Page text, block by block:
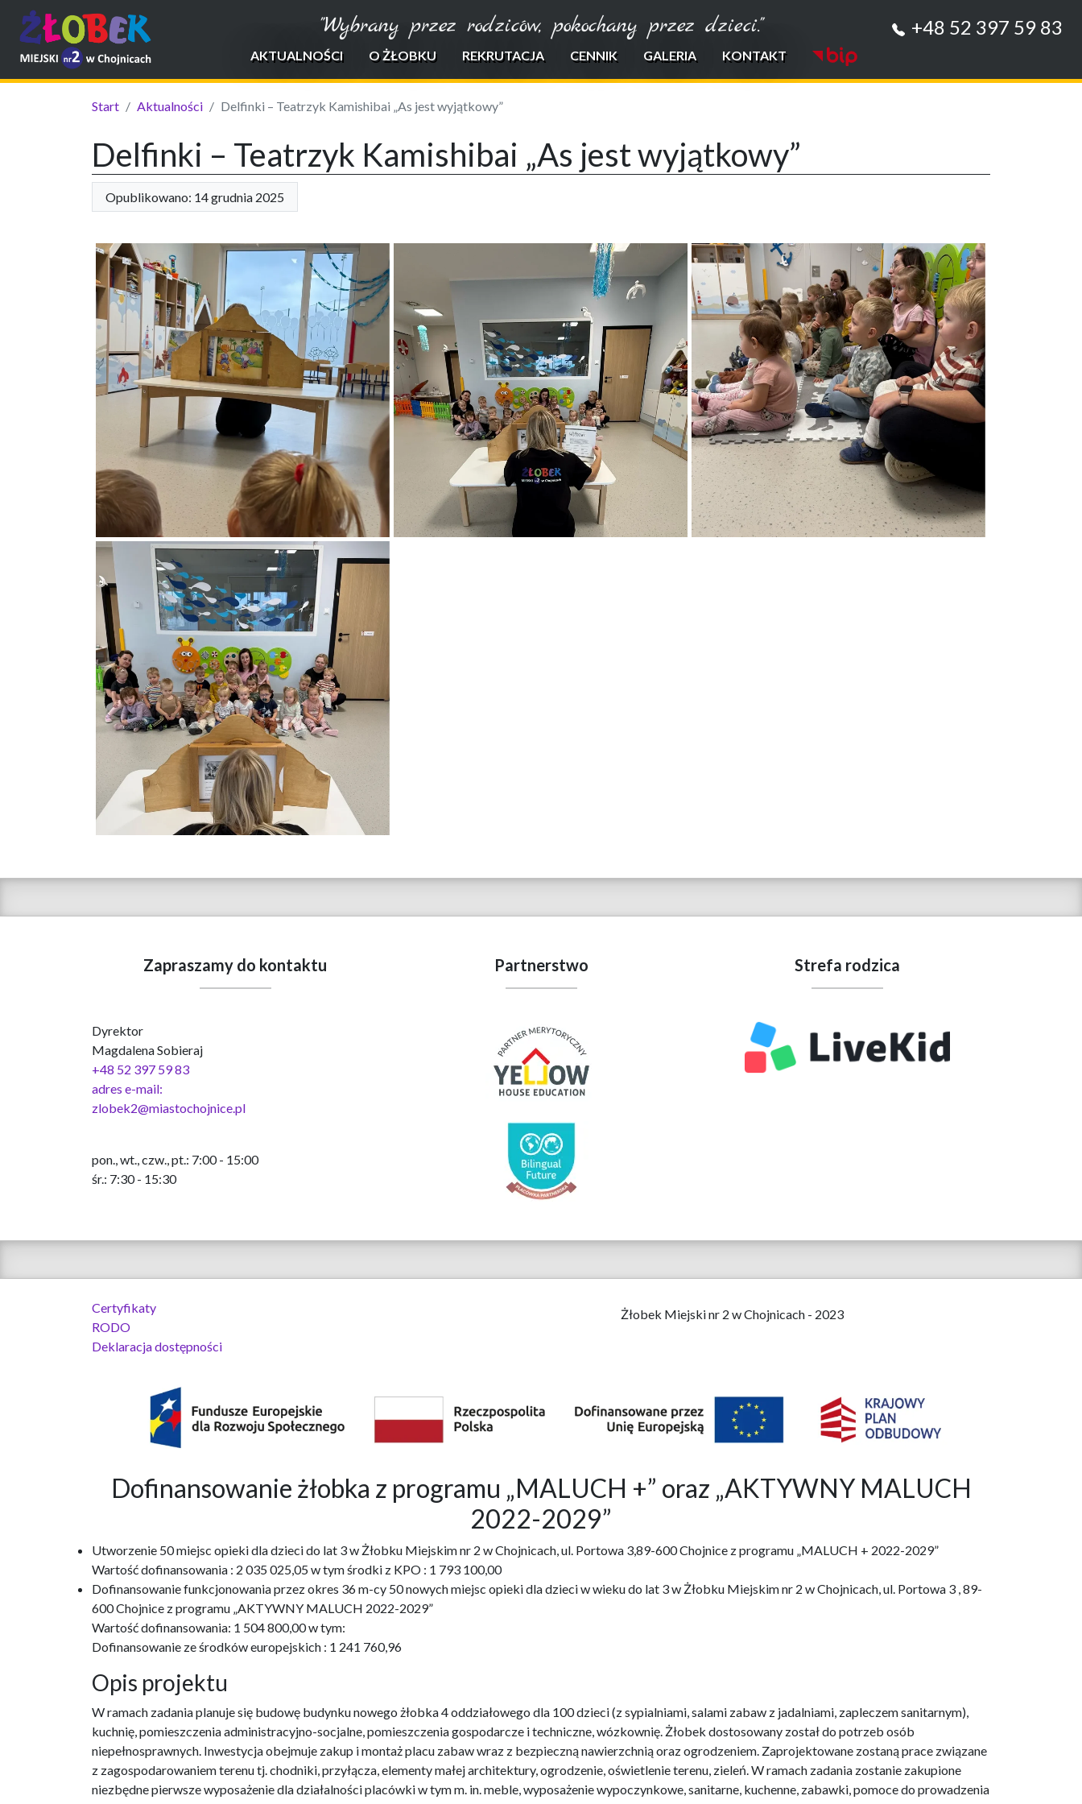
"Wybrany przez rodziców, pokochany przez dzieci." +48 52 397 59 83
AKTUALNOŚCI O ŻŁOBKU REKRUTACJA CENNIK GALERIA KONTAKT
Start Aktualności Delfinki – Teatrzyk Kamishibai „As jest wyjątkowy”
Delfinki – Teatrzyk Kamishibai „As jest wyjątkowy”
Opublikowano: 14 grudnia 2025
Zapraszamy do kontaktu
Dyrektor
Magdalena Sobieraj
+48 52 397 59 83
adres e-mail:
zlobek2@miastochojnice.pl
pon., wt., czw., pt.: 7:00 - 15:00
śr.: 7:30 - 15:30
Partnerstwo Strefa rodzica
Certyfikaty
RODO
Deklaracja dostępności
Żłobek Miejski nr 2 w Chojnicach - 2023
Dofinansowanie żłobka z programu „MALUCH +” oraz „AKTYWNY MALUCH
2022-2029”
Utworzenie 50 miejsc opieki dla dzieci do lat 3 w Żłobku Miejskim nr 2 w Chojnicach, ul. Portowa 3,89-600 Chojnice z programu „MALUCH + 2022-2029”
Wartość dofinansowania : 2 035 025,05 w tym środki z KPO : 1 793 100,00
Dofinansowanie funkcjonowania przez okres 36 m-cy 50 nowych miejsc opieki dla dzieci w wieku do lat 3 w Żłobku Miejskim nr 2 w Chojnicach, ul. Portowa 3 , 89-
600 Chojnice z programu „AKTYWNY MALUCH 2022-2029”
Wartość dofinansowania: 1 504 800,00 w tym:
Dofinansowanie ze środków europejskich : 1 241 760,96
Opis projektu
W ramach zadania planuje się budowę budynku nowego żłobka 4 oddziałowego dla 100 dzieci (z sypialniami, salami zabaw z jadalniami, zapleczem sanitarnym),
kuchnię, pomieszczenia administracyjno-socjalne, pomieszczenia gospodarcze i techniczne, wózkownię. Żłobek dostosowany został do potrzeb osób
niepełnosprawnych. Inwestycja obejmuje zakup i montaż placu zabaw wraz z bezpieczną nawierzchnią oraz ogrodzeniem. Zaprojektowane zostaną prace związane
z zagospodarowaniem terenu tj. chodniki, przyłącza, elementy małej architektury, ogrodzenie, oświetlenie terenu, zieleń. W ramach zadania zostanie zakupione
niezbędne pierwsze wyposażenie dla działalności placówki w tym m. in. meble, wyposażenie wypoczynkowe, sanitarne, kuchenne, zabawki, pomoce do prowadzenia